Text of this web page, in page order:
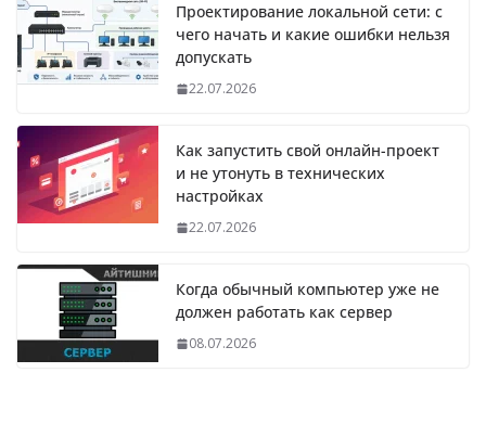
Проектирование локальной сети: с
чего начать и какие ошибки нельзя
допускать
22.07.2026
Как запустить свой онлайн-проект
и не утонуть в технических
настройках
22.07.2026
Когда обычный компьютер уже не
должен работать как сервер
08.07.2026